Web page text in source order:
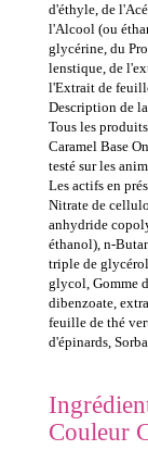
d'éthyle, de
l'Alcool (ou
glycérine, du
lenstique, de
l'Extrait de
Description de
Tous les
Caramel Base
testé sur les
Les actifs en
Nitrate de
anhydride
éthanol), n-
triple de
glycol, Gomme
dibenzoate,
feuille de thé
d'épinards,
Couleur